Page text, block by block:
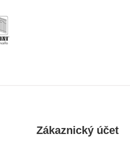
Zákaznický účet